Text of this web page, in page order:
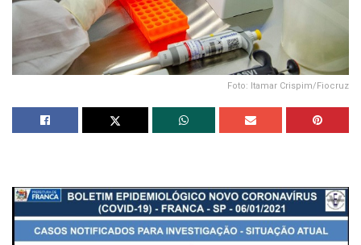
Foto: Itamar Crispim/Fiocruz